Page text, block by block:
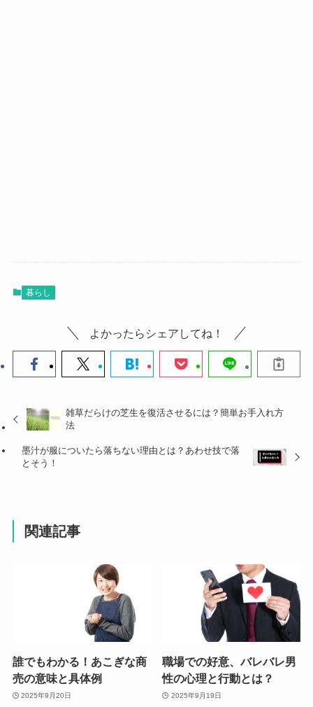
暮らし
よかったらシェアしてね！
雑草だらけの芝生を復活させるには？簡単お手入れ方
法
墨汁が服についたら落ちない理由とは？あわせ技で落
とそう！
関連記事
誰でもわかる！あこぎな商
売の意味と具体例
2025年9月20日
職場での好意、バレバレ男
性の心理と行動とは？
2025年9月19日